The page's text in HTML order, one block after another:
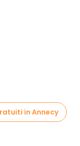
in Annecy